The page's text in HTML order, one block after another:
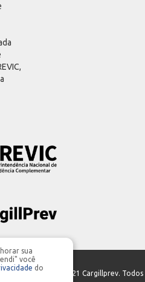
- ©2021 Cargillprev. Todos
sua
você
do